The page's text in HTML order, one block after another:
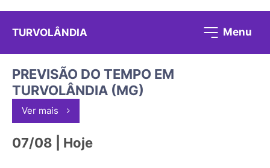
TURVOLÂNDIA Menu
PREVISÃO DO TEMPO EM
TURVOLÂNDIA (MG)
Ver mais
07/08 | Hoje